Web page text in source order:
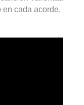
cada acorde.